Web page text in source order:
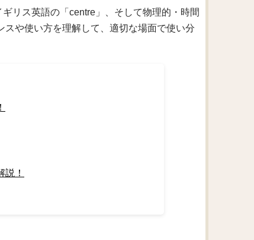
リス英語の「centre」、そして物理的・時間
や使い方を理解して、適切な場面で使い分
説！